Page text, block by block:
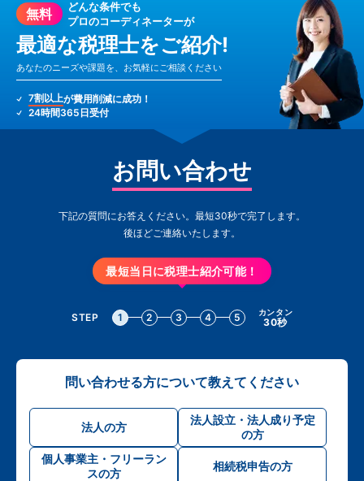
無料
どんな条件でも
プロのコーディネーターが
最適な税理士をご紹介!
あなたのニーズや課題を、お気軽にご相談ください
7割以上が費用削減に成功！
24時間365日受付
お問い合わせ
下記の質問にお答えください。最短30秒で完了します。
後ほどご連絡いたします。
最短当日に税理士紹介可能！
STEP 1 2 3 4 5 カンタン
30秒
問い合わせる方について教えてください
法人の方
法人設立・法人成り予定
の方
個人事業主・フリーラン
スの方
相続税申告の方